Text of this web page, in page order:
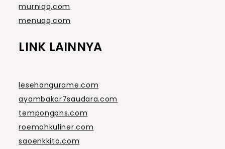
murniqq.com
menuqq.com
LINK LAINNYA
lesehangurame.com
ayambakar7saudara.com
tempongpns.com
roemahkuliner.com
saoenkkito.com